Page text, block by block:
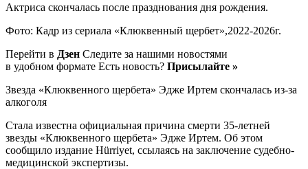
Актриса скончалась после празднования дня рождения.
Фото: Кадр из сериала «Клюквенный щербет»,2022-2026г.
Перейти в Дзен Следите за нашими новостями
в удобном формате Есть новость? Присылайте »
Звезда «Клюквенного щербета» Эдже Иртем скончалась из-за
алкоголя
Стала известна официальная причина смерти 35-летней
звезды «Клюквенного щербета» Эдже Иртем. Об этом
сообщило издание Hürriyet, ссылаясь на заключение судебно-
медицинской экспертизы.